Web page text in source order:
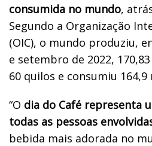
consumida no mundo,
Segundo a Organização
(OIC), o mundo produziu,
e setembro de 2022,
60 quilos e consumiu 164,9
“O dia do Café representa
todas as pessoas
bebida mais adorada no